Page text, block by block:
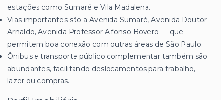
estações como Sumaré e Vila Madalena.
Vias importantes são a Avenida Sumaré, Avenida Doutor
Arnaldo, Avenida Professor Alfonso Bovero — que
permitem boa conexão com outras áreas de São Paulo.
Ônibus e transporte público complementar também são
abundantes, facilitando deslocamentos para trabalho,
lazer ou compras.